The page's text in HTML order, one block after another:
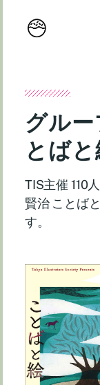
グルー
とば
TIS主催 110
賢治 ことば
す。